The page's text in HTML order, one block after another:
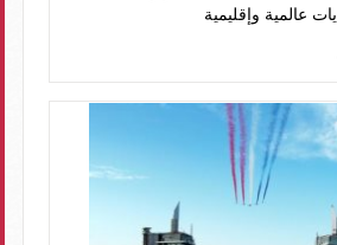
عالمية وإقليمية